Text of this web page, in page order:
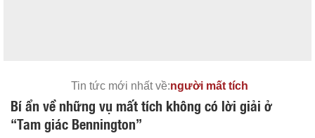
Tin tức mới nhất về:người mất tích
Bí ẩn về những vụ mất tích không có lời giải ở
“Tam giác Bennington”